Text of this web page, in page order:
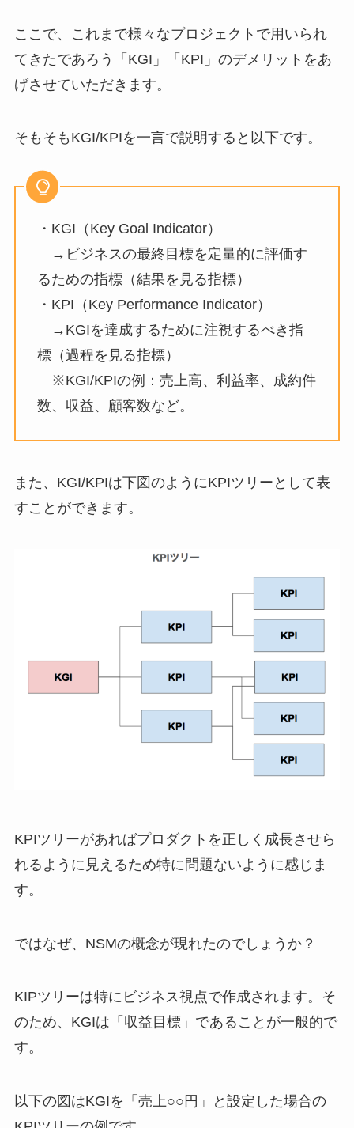
ここで、これまで様々なプロジェクトで用いられ
てきたであろう「KGI」「KPI」のデメリットをあ
げさせていただきます。
そもそもKGI/KPIを一言で説明すると以下です。
・KGI（Key Goal Indicator）
→ビジネスの最終目標を定量的に評価す
るための指標（結果を見る指標）
・KPI（Key Performance Indicator）
→KGIを達成するために注視するべき指
標（過程を見る指標）
※KGI/KPIの例：売上高、利益率、成約件
数、収益、顧客数など。
また、KGI/KPIは下図のようにKPIツリーとして表
すことができます。
KPIツリーがあればプロダクトを正しく成長させら
れるように見えるため特に問題ないように感じま
す。
ではなぜ、NSMの概念が現れたのでしょうか？
KIPツリーは特にビジネス視点で作成されます。そ
のため、KGIは「収益目標」であることが一般的で
す。
以下の図はKGIを「売上○○円」と設定した場合の